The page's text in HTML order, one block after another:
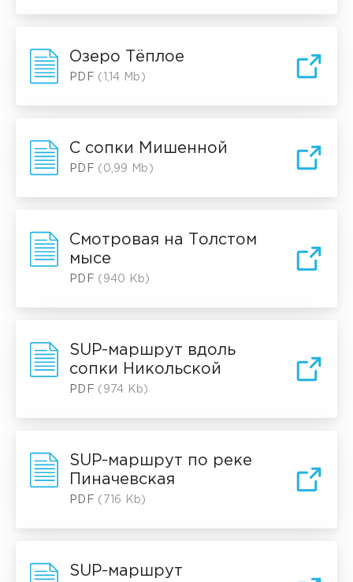
Озеро Тёплое
PDF (1,14 Mb)
С сопки Мишенной
PDF (0,99 Mb)
Cмотровая на Толстом
мысе
PDF (940 Kb)
SUP-маршрут вдоль
сопки Никольской
PDF (974 Kb)
SUP-маршрут по реке
Пиначевская
PDF (716 Kb)
SUP-маршрут